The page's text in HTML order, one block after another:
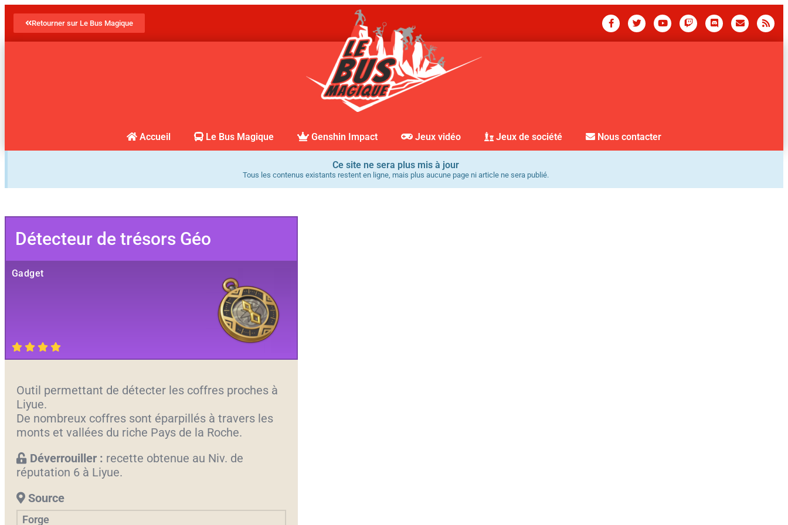
Retourner sur Le Bus Magique
Accueil Le Bus Magique Genshin Impact Jeux vidéo Jeux de société Nous contacter
Ce site ne sera plus mis à jour
Tous les contenus existants restent en ligne, mais plus aucune page ni article ne sera publié.
Détecteur de trésors Géo
Gadget
Outil permettant de détecter les coffres proches à
Liyue.
De nombreux coffres sont éparpillés à travers les
monts et vallées du riche Pays de la Roche.
Déverrouiller : recette obtenue au Niv. de
réputation 6 à Liyue.
Source
Forge